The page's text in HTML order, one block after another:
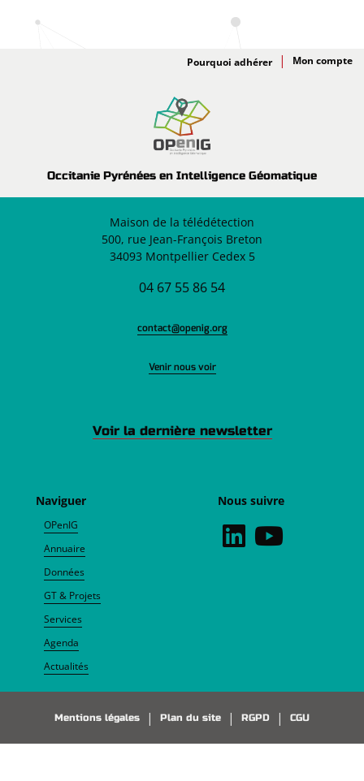
Occitanie Pyrénées en Intelligence Géomatique
Adhésion
Pourquoi adhérer
Naviguer
OPenIG
Annuaire
Données
GT & Projets
Services
Agenda
Actualités
Maison de la télédétection
500, rue Jean-François Breton
34093 Montpellier Cedex 5
04 67 55 86 54
contact@openig.org
Venir nous voir
Nous suivre
Voir la dernière newsletter
Mentions légales Plan du site RGPD CGU